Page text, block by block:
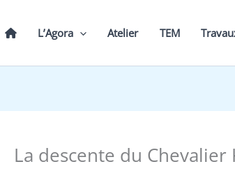
L’Agora Atelier TEM
La descente du Chevalier
quantité